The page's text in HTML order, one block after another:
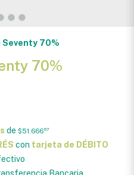
Seventy 70%
70%
de $51.66667
con tarjeta de DÉBITO